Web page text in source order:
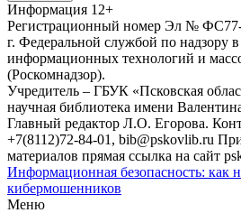
Информация 12+
Регистрационный номер Эл №
г. Федеральной службой по надзору в
информационных технологий и
(Роскомнадзор).
Учредитель – ГБУК «Псковская
научная библиотека имени
Главный редактор Л.О. Егорова.
+7(8112)72-84-01, bib@pskovlib.ru
материалов прямая ссылка на сайт
Информационная безопасность: как
кибермошенников
Меню